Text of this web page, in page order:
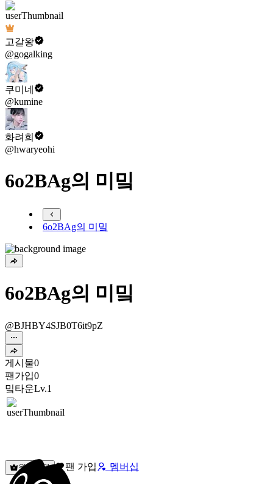
고갈왕
@gogalking
쿠미네
@kumine
화려희
@hwaryeohi
6o2BAg의 미밐
6o2BAg의 미밐
6o2BAg의 미밐
@BJHBY4SJB0T6it9pZ
게시물0
팬가입0
밐타운Lv.1
원픽선택 팬 가입 멤버십